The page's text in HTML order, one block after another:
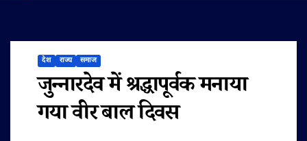
देश राज्य समाज
जुन्नारदेव में श्रद्धापूर्वक मनाया
गया वीर बाल दिवस